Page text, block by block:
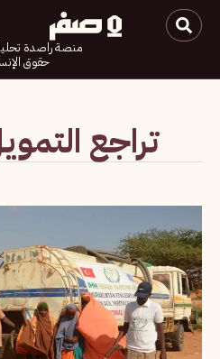
منصة راصدة
حقوق
تراجع